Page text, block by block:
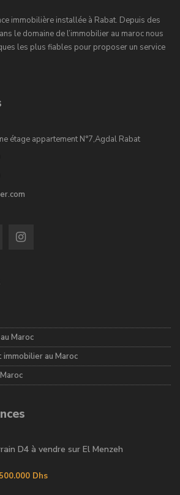
immobilière installée à Rabat. Depuis des
le domaine de l’immobilier au maroc nous
les plus fiables pour proposer un service
étage appartement N°7,Agdal Rabat
Maroc
au Maroc
D4 à vendre sur El Menzeh
Dhs